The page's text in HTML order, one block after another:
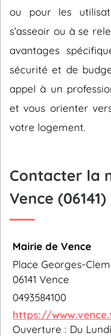
ou pour les
s’asseoir ou à se
avantages
sécurité et de
appel à un
et vous orienter
votre logement.
Contacter la
Vence (06141)
Mairie de Vence
Place Georges-
06141 Vence
0493584100
https://
Ouverture : Du